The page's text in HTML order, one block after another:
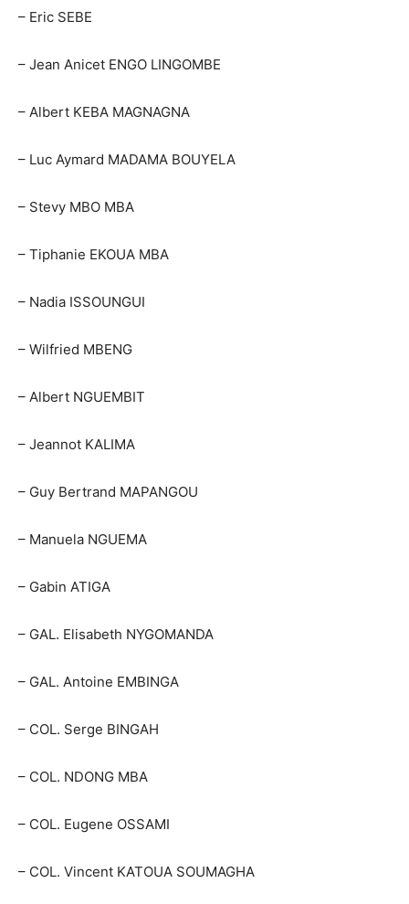
– Eric SEBE
– Jean Anicet ENGO LINGOMBE
– Albert KEBA MAGNAGNA
– Luc Aymard MADAMA BOUYELA
– Stevy MBO MBA
– Tiphanie EKOUA MBA
– Nadia ISSOUNGUI
– Wilfried MBENG
– Albert NGUEMBIT
– Jeannot KALIMA
– Guy Bertrand MAPANGOU
– Manuela NGUEMA
– Gabin ATIGA
– GAL. Elisabeth NYGOMANDA
– GAL. Antoine EMBINGA
– COL. Serge BINGAH
– COL. NDONG MBA
– COL. Eugene OSSAMI
– COL. Vincent KATOUA SOUMAGHA